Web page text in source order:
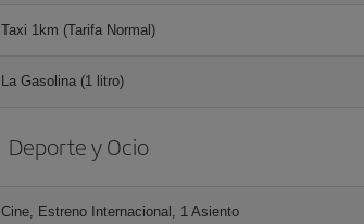
Taxi 1km (Tarifa Normal)
La Gasolina (1 litro)
Deporte y Ocio
Cine, Estreno Internacional, 1 Asiento